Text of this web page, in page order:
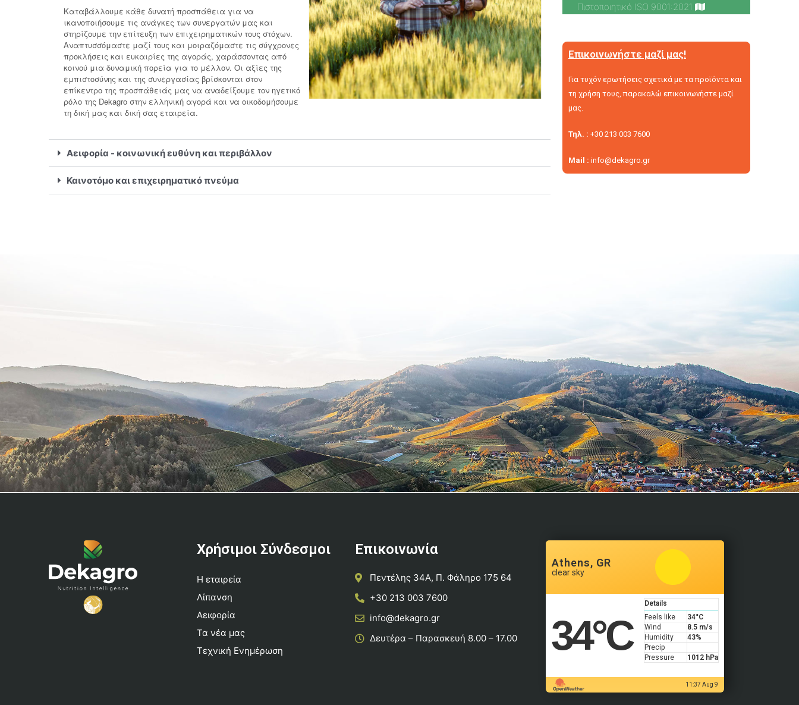
Καταβάλλουμε κάθε δυνατή προσπάθεια για να
ικανοποιήσουμε τις ανάγκες των συνεργατών μας και
στηρίζουμε την επίτευξη των επιχειρηματικών τους στόχων.
Αναπτυσσόμαστε μαζί τους και μοιραζόμαστε τις σύγχρονες
προκλήσεις και ευκαιρίες της αγοράς, χαράσσοντας από
κοινού μια δυναμική πορεία για το μέλλον. Οι αξίες της
εμπιστοσύνης και της συνεργασίας βρίσκονται στον
επίκεντρο της προσπάθειάς μας να αναδείξουμε τον ηγετικό
ρόλο της Dekagro στην ελληνική αγορά και να οικοδομήσουμε
τη δική μας και δική σας εταιρεία.
Αειφορία - κοινωνική ευθύνη και περιβάλλον
Καινοτόμο και επιχειρηματικό πνεύμα
Πιστοποιητικό ISO 9001:2021
Επικοινωνήστε μαζί μας!
Για τυχόν ερωτήσεις σχετικά με τα προϊόντα και
τη χρήση τους, παρακαλώ επικοινωνήστε μαζί
μας.
Τηλ. : +30 213 003 7600
Mail : info@dekagro.gr
Χρήσιμοι Σύνδεσμοι
Η εταιρεία
Λίπανση
Αειφορία
Τα νέα μας
Τεχνική Ενημέρωση
Επικοινωνία
Πεντέλης 34Α, Π. Φάληρο 175 64
+30 213 003 7600
info@dekagro.gr
Δευτέρα – Παρασκευή 8.00 – 17.00
Athens, GR
clear sky
34°C
Details
Feels like
34°C
Wind
8.5 m/s
Humidity
43%
Precip
Pressure
1012 hPa
11:37 Aug 9